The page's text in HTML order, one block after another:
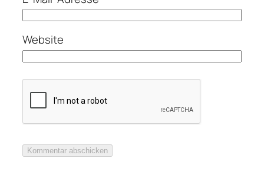
Website